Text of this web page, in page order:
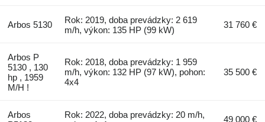
Arbos 5130
Rok: 2019, doba prevádzky: 2 619
m/h, výkon: 135 HP (99 kW)
31 760 €
Arbos P
5130 , 130
hp , 1959
M/H !
Rok: 2018, doba prevádzky: 1 959
m/h, výkon: 132 HP (97 kW), pohon:
4x4
35 500 €
Arbos
Rok: 2022, doba prevádzky: 20 m/h,
49 000 €